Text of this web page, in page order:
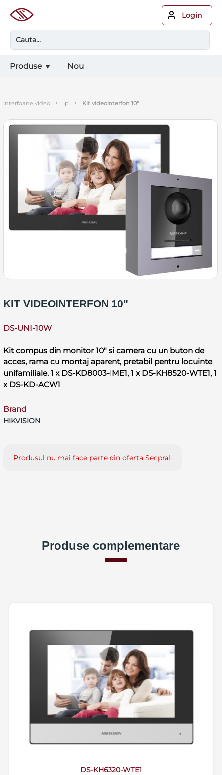
Login
Produse Nou
interfoane video › ip › kit videointerfon 10"
KIT VIDEOINTERFON 10"
DS-UNI-10W
Kit compus din monitor 10" si camera cu un buton de
acces, rama cu montaj aparent, pretabil pentru locuinte
unifamiliale. 1 x DS-KD8003-IME1, 1 x DS-KH8520-WTE1, 1
x DS-KD-ACW1
Brand
HIKVISION
Produsul nu mai face parte din oferta Secpral.
Produse complementare
DS-KH6320-WTE1